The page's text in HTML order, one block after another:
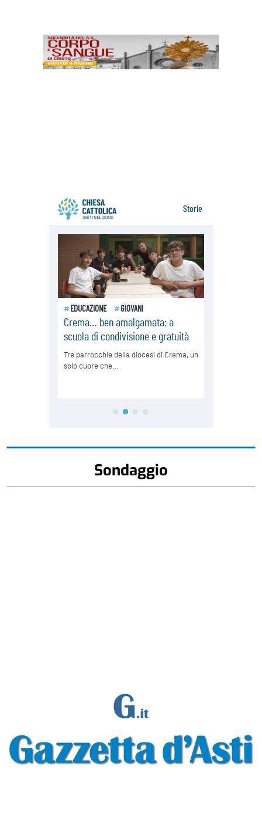
Sondaggio